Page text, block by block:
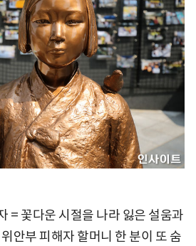
= 꽃다운 시절을 나라 잃은 설움과
안부 피해자 할머니 한 분이 또 숨